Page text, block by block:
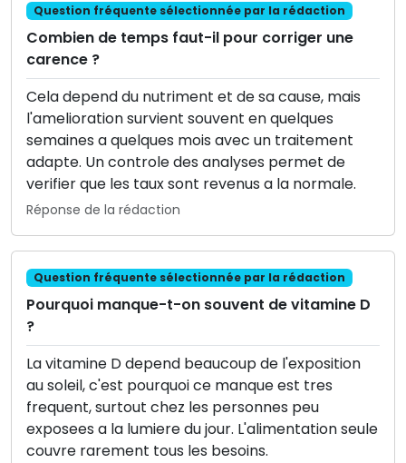
Question fréquente sélectionnée par la rédaction
Combien de temps faut-il pour corriger une
carence ?
Cela depend du nutriment et de sa cause, mais
l'amelioration survient souvent en quelques
semaines a quelques mois avec un traitement
adapte. Un controle des analyses permet de
verifier que les taux sont revenus a la normale.
Réponse de la rédaction
Question fréquente sélectionnée par la rédaction
Pourquoi manque-t-on souvent de vitamine D
?
La vitamine D depend beaucoup de l'exposition
au soleil, c'est pourquoi ce manque est tres
frequent, surtout chez les personnes peu
exposees a la lumiere du jour. L'alimentation seule
couvre rarement tous les besoins.